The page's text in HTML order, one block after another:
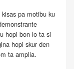
pa motibu ku
hopi bon lo ta si
hopi skur den
ta amplia.